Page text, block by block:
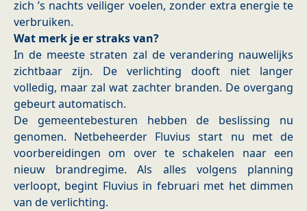
zich ’s nachts veiliger voelen, zonder extra energie te
verbruiken.
Wat merk je er straks van?
In de meeste straten zal de verandering nauwelijks
zichtbaar zijn. De verlichting dooft niet langer
volledig, maar zal wat zachter branden. De overgang
gebeurt automatisch.
De gemeentebesturen hebben de beslissing nu
genomen. Netbeheerder Fluvius start nu met de
voorbereidingen om over te schakelen naar een
nieuw brandregime. Als alles volgens planning
verloopt, begint Fluvius in februari met het dimmen
van de verlichting.